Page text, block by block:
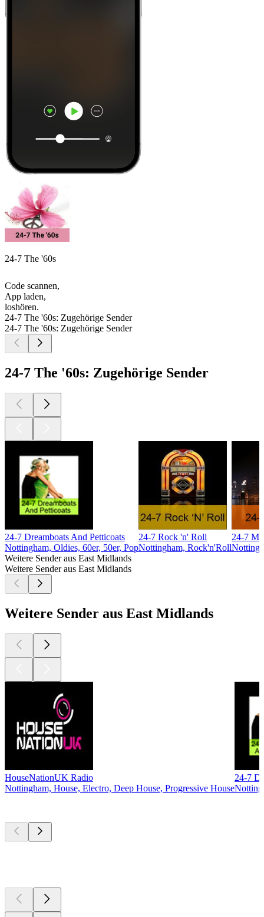
24-7 The '60s
Code scannen,
App laden,
loshören.
24-7 The '60s: Zugehörige Sender
24-7 The '60s: Zugehörige Sender
24-7 The '60s: Zugehörige Sender
24-7 Dreamboats And Petticoats
Nottingham, Oldies, 60er, 50er, Pop
24-7 Rock 'n' Roll
Nottingham, Rock'n'Roll
24-7
Weitere Sender aus East Midlands
Weitere Sender aus East Midlands
Weitere Sender aus East Midlands
HouseNationUK Radio
Nottingham, House, Electro, Deep House, Progressive House
24-7